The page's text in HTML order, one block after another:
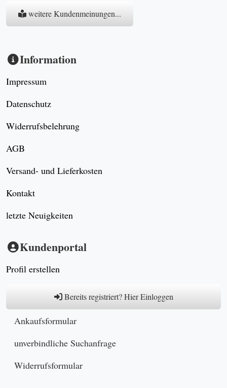
weitere Kundenmeinungen...
Information
Impressum
Datenschutz
Widerrufsbelehrung
AGB
Versand- und Lieferkosten
Kontakt
letzte Neuigkeiten
Kundenportal
Profil erstellen
Bereits registriert? Hier Einloggen
Ankaufsformular
unverbindliche Suchanfrage
Widerrufsformular